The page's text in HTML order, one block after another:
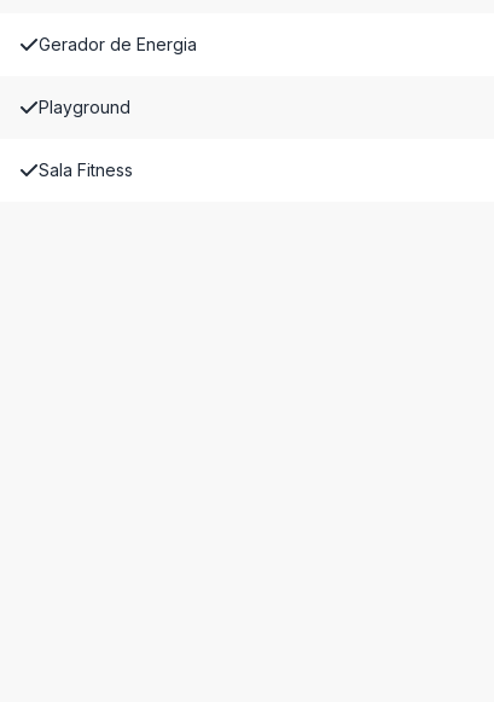
Gerador de Energia
Playground
Sala Fitness